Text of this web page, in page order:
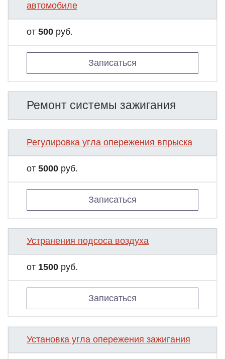
автомобиле
от 500 руб.
Записаться
Ремонт системы зажигания
Регулировка угла опережения впрыска
от 5000 руб.
Записаться
Устранения подсоса воздуха
от 1500 руб.
Записаться
Установка угла опережения зажигания